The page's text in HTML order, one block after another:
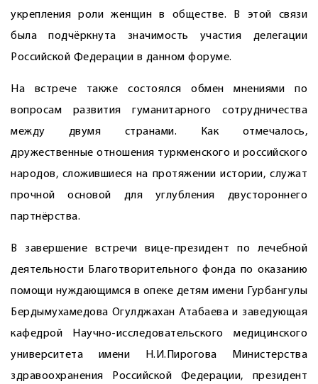
укрепления роли женщин в обществе. В этой связи
была подчёркнута значимость участия делегации
Российской Федерации в данном форуме.
На встрече также состоялся обмен мнениями по
вопросам развития гуманитарного сотрудничества
между двумя странами. Как отмечалось,
дружественные отношения туркменского и российского
народов, сложившиеся на протяжении истории, служат
прочной основой для углубления двустороннего
партнёрства.
В завершение встречи вице-президент по лечебной
деятельности Благотворительного фонда по оказанию
помощи нуждающимся в опеке детям имени Гурбангулы
Бердымухамедова ­Огулджахан Атабаева и заведующая
кафедрой Научно-исследовательского медицинского
университета имени Н.И.Пирогова Министерства
здравоохранения Российской Федерации, президент